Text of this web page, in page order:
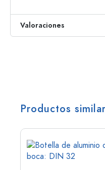
Valoraciones
Productos